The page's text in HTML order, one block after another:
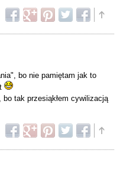
bo nie pamiętam jak to
tak przesiąkłem cywilizacją